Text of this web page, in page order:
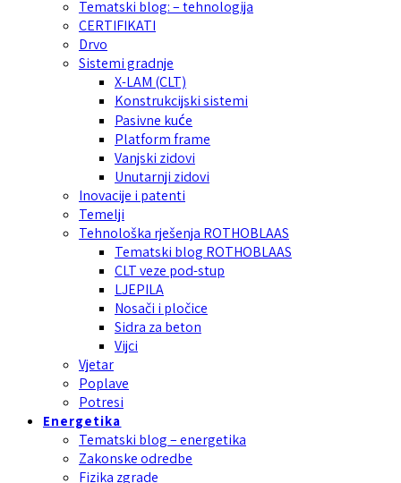
Tematski blog: – tehnologija
CERTIFIKATI
Drvo
Sistemi gradnje
X-LAM (CLT)
Konstrukcijski sistemi
Pasivne kuće
Platform frame
Vanjski zidovi
Unutarnji zidovi
Inovacije i patenti
Temelji
Tehnološka rješenja ROTHOBLAAS
Tematski blog ROTHOBLAAS
CLT veze pod-stup
LJEPILA
Nosači i pločice
Sidra za beton
Vijci
Vjetar
Poplave
Potresi
Energetika
Tematski blog – energetika
Zakonske odredbe
Fizika zgrade